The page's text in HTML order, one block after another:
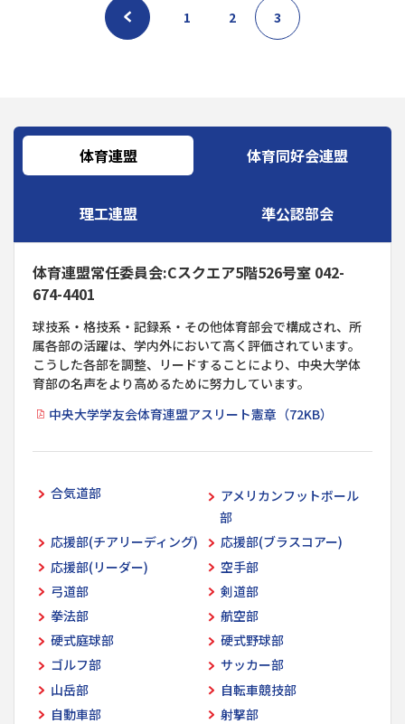
1 2 3
体育連盟 体育同好会連盟
理工連盟 準公認部会
体育連盟常任委員会:Cスクエア5階526号室 042-
674-4401
球技系・格技系・記録系・その他体育部会で構成され、所
属各部の活躍は、学内外において高く評価されています。
こうした各部を調整、リードすることにより、中央大学体
育部の名声をより高めるために努力しています。
中央大学学友会体育連盟アスリート憲章（72KB）
合気道部
アメリカンフットボール
部
応援部(チアリーディング)
応援部(ブラスコアー)
応援部(リーダー)
空手部
弓道部
剣道部
拳法部
航空部
硬式庭球部
硬式野球部
ゴルフ部
サッカー部
山岳部
自転車競技部
自動車部
射撃部